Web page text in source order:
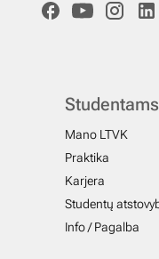
Studentams
Mano LTVK
Praktika
Karjera
Studentų
Info / Pagalba